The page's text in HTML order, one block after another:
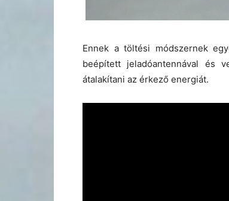
Ennek a töltési módszernek
beépített jeladóantennával és
átalakítani az érkező energiát.